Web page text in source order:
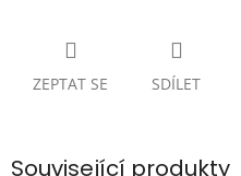
ZEPTAT SE SDÍLET
Související produkty